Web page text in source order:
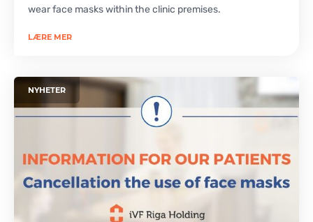
wear face masks within the clinic premises.
LÆRE MER
NYHETER